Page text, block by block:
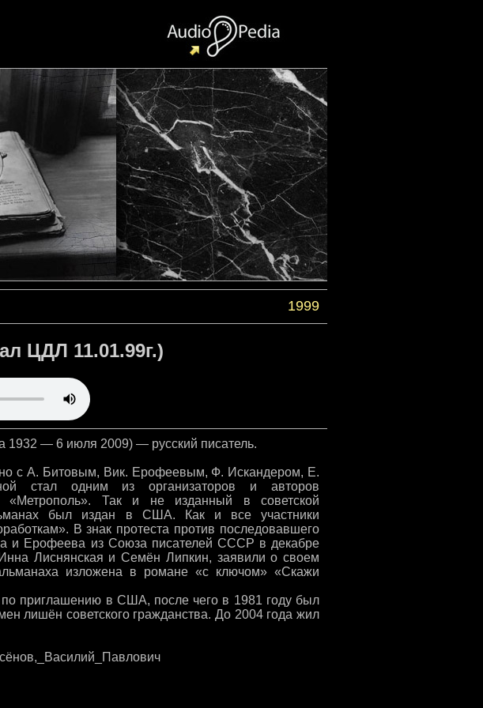
1999
ЦДЛ 11.01.99г.)
1932 — 6 июля 2009) — русский писатель.
с А. Битовым, Вик. Ерофеевым, Ф. Искандером, Е.
стал одним из организаторов и авторов
«Метрополь». Так и не изданный в советской
был издан в США. Как и все участники
В знак протеста против последовавшего
и Ерофеева из Союза писателей СССР в декабре
Лиснянская и Семён Липкин, заявили о своем
изложена в романе «с ключом» «Скажи
приглашению в США, после чего в 1981 году был
лишён советского гражданства. До 2004 года жил